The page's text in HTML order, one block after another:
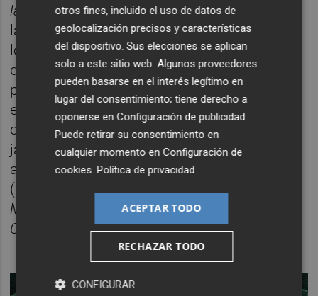
las tortugas. "La técnica será la misma, pero
la realización no. A Roc [Espineti] le gustan
los giros de cámaras y el ritmo frenético, así
que habrá más acción e irá dirigida a un
público muy dinámico", explican desde el
estudio. El dibujo recuerda a elementos del
cómic francés y también hay influencias
japonesas. Espineti ha trabajado como
animador en series de televisión y spots
(uno de sus últimos, para la serie
Morty
de Adult Swim). En 2013 publicó
Consejo real
junto aJosep Busquet
otros fines, incluido el uso de datos de
geolocalización precisos y características
del dispositivo. Sus elecciones se aplican
solo a este sitio web. Algunos proveedores
pueden basarse en el interés legítimo en
lugar del consentimiento; tiene derecho a
oponerse enConfiguración de publicidad.
Puede retirar su consentimiento en
cualquier momento enConfiguración de
cookies.Política de privacidad
ACEPTAR TODO
RECHAZAR TODO
CONFIGURAR